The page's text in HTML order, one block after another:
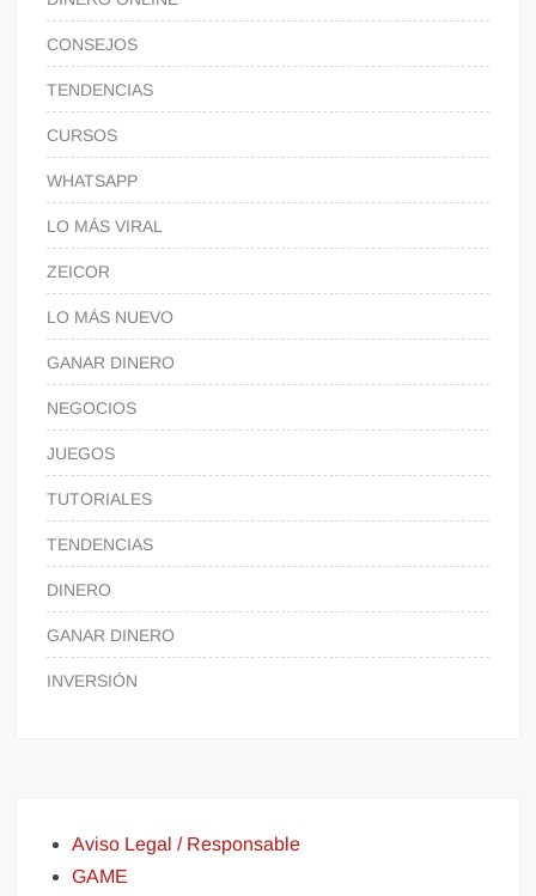
CONSEJOS
TENDENCIAS
CURSOS
WHATSAPP
LO MÁS VIRAL
ZEICOR
LO MÁS NUEVO
GANAR DINERO
NEGOCIOS
JUEGOS
TUTORIALES
TENDENCIAS
DINERO
GANAR DINERO
INVERSIÓN
Aviso Legal / Responsable
GAME